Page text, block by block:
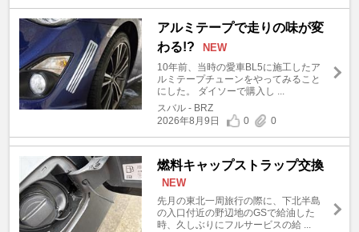
アルミテープで走りの味が変
わる!?
NEW
10年前、当時の愛車BL5に施工したア
ルミテープチューンをやってみること
にした。 ダイソーで購入し ...
スバル - BRZ
2026年8月9日
0 0
燃料キャップストラップ交換
NEW
先月の東北一周旅行の際に、下北半島
の入口付近の野辺地のGSで給油した
時、久しぶりにフルサービスの給 ...